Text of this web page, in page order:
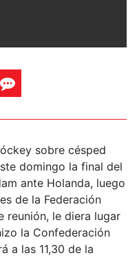
sobre césped
domingo la final del
ante Holanda, luego
de la Federación
reunión, le diera lugar
la Confederación
a las 11,30 de la